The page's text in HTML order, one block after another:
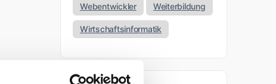
Webentwickler Weiterbildung
Wirtschaftsinformatik